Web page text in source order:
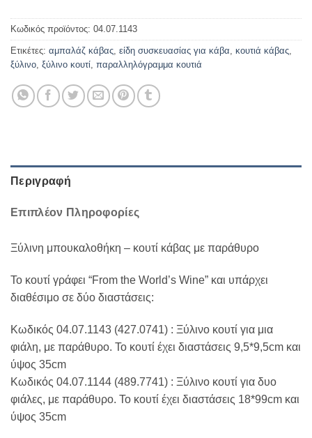
Κωδικός προϊόντος: 04.07.1143
Ετικέτες: αμπαλάζ κάβας, είδη συσκευασίας για κάβα, κουτιά κάβας,
ξύλινο, ξύλινο κουτί, παραλληλόγραμμα κουτιά
Περιγραφή
Επιπλέον Πληροφορίες
Ξύλινη μπουκαλοθήκη – κουτί κάβας με παράθυρο
Το κουτί γράφει “From the World’s Wine” και υπάρχει
διαθέσιμο σε δύο διαστάσεις:
Κωδικός 04.07.1143 (427.0741) : Ξύλινο κουτί για μια
φιάλη, με παράθυρο. Το κουτί έχει διαστάσεις 9,5*9,5cm και
ύψος 35cm
Κωδικός 04.07.1144 (489.7741) : Ξύλινο κουτί για δυο
φιάλες, με παράθυρο. Το κουτί έχει διαστάσεις 18*99cm και
ύψος 35cm